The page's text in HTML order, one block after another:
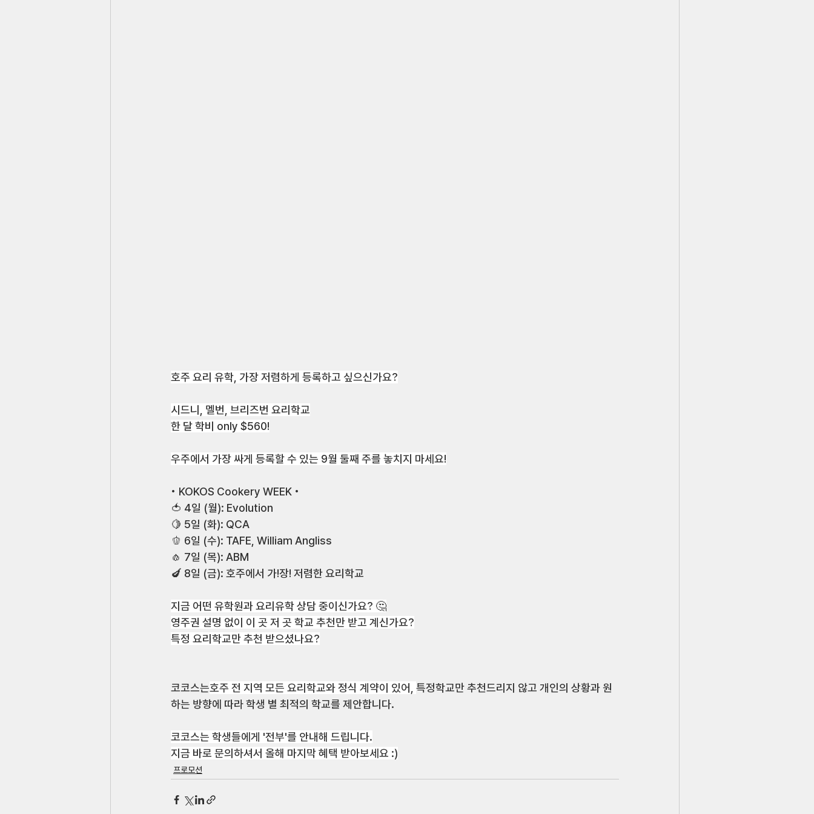
호주 요리 유학, 가장 저렴하게 등록하고 싶으신가요?
시드니, 멜번, 브리즈번 요리학교
한 달 학비 only $560!
우주에서 가장 싸게 등록할 수 있는 9월 둘째 주를 놓치지 마세요!
• KOKOS Cookery WEEK •
🍅 4일 (월): Evolution
🍋 5일 (화): QCA
🫑 6일 (수): TAFE, William Angliss
🧄 7일 (목): ABM
🍆 8일 (금): 호주에서 가!장! 저렴한 요리학교
지금 어떤 유학원과 요리유학 상담 중이신가요? 🤔
영주권 설명 없이 이 곳 저 곳 학교 추천만 받고 계신가요?
특정 요리학교만 추천 받으셨나요?
코코스는호주 전 지역 모든 요리학교와 정식 계약이 있어, 특정학교만 추천드리지 않고 개인의 상황과 원
하는 방향에 따라 학생 별 최적의 학교를 제안합니다.
코코스는 학생들에게 '전부'를 안내해 드립니다.
지금 바로 문의하셔서 올해 마지막 혜택 받아보세요 :)
프로모션